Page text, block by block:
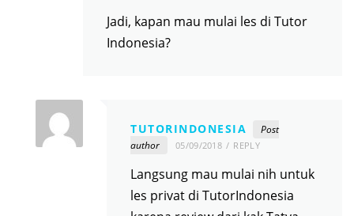
Jadi, kapan mau mulai les di Tutor
Indonesia?
TUTORINDONESIA
Post
author
05/09/2018 REPLY
Langsung mau mulai nih untuk
les privat di TutorIndonesia